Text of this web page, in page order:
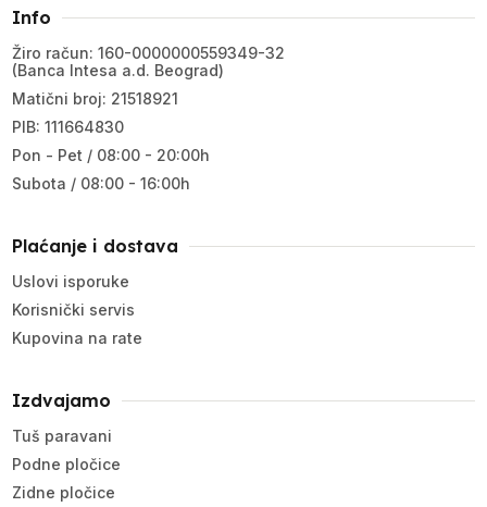
Info
Žiro račun: 160-0000000559349-32
(Banca Intesa a.d. Beograd)
Matični broj: 21518921
PIB: 111664830
Pon - Pet / 08:00 - 20:00h
Subota / 08:00 - 16:00h
Plaćanje i dostava
Uslovi isporuke
Korisnički servis
Kupovina na rate
Izdvajamo
Tuš paravani
Podne pločice
Zidne pločice